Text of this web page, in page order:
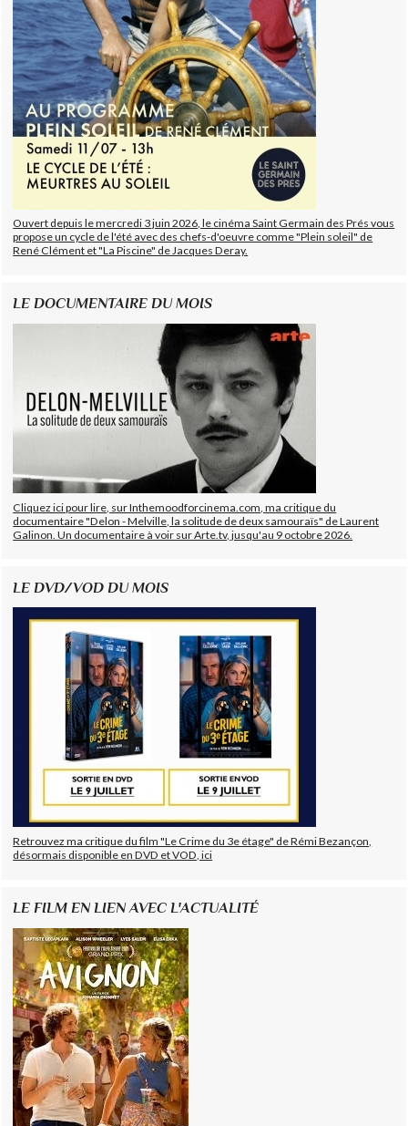
Ouvert depuis le mercredi 3 juin 2026, le cinéma Saint Germain des Prés vous
propose un cycle de l'été avec des chefs-d'oeuvre comme "Plein soleil" de
René Clément et "La Piscine" de Jacques Deray.
LE DOCUMENTAIRE DU MOIS
Cliquez ici pour lire, sur Inthemoodforcinema.com, ma critique du
documentaire "Delon - Melville, la solitude de deux samouraïs" de Laurent
Galinon. Un documentaire à voir sur Arte.tv, jusqu'au 9 octobre 2026.
LE DVD/VOD DU MOIS
Retrouvez ma critique du film "Le Crime du 3e étage" de Rémi Bezançon,
désormais disponible en DVD et VOD, ici
LE FILM EN LIEN AVEC L'ACTUALITÉ